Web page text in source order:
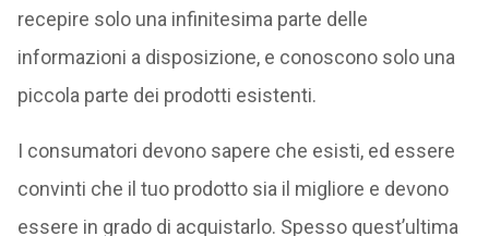
recepire solo una infinitesima parte delle
informazioni a disposizione, e conoscono solo una
piccola parte dei prodotti esistenti.
I consumatori devono sapere che esisti, ed essere
convinti che il tuo prodotto sia il migliore e devono
essere in grado di acquistarlo. Spesso quest’ultima